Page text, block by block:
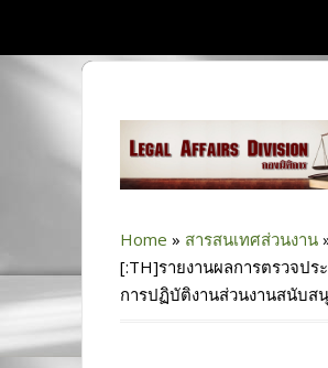
Home » สารสนเทศส่วนงาน
[:TH]รายงานผลการตรวจปร
การปฏิบัติงานส่วนงานสนับส